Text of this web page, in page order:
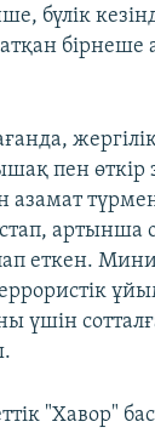
бүлік
бірнеше
пен өткір
азамат
артынша
еткен.
үшін
"Хавор"